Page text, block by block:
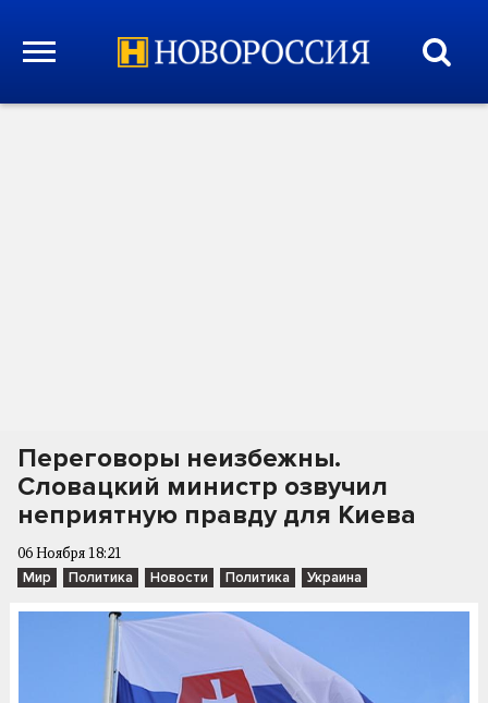
Переговоры неизбежны.
Словацкий министр озвучил
неприятную правду для Киева
06 Ноября 18:21
Мир Политика Новости Политика Украина